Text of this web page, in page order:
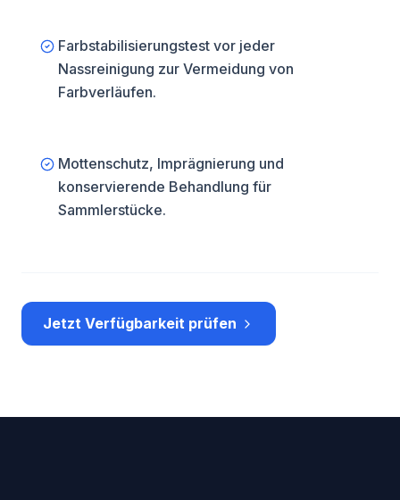
Farbstabilisierungstest vor jeder
Nassreinigung zur Vermeidung von
Farbverläufen.
Mottenschutz, Imprägnierung und
konservierende Behandlung für
Sammlerstücke.
Jetzt Verfügbarkeit prüfen